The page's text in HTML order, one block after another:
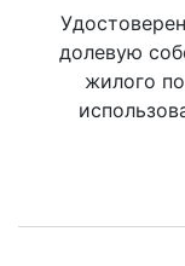
долевую
жилого